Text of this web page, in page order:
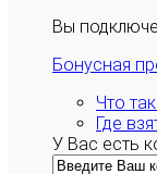
Вы
Бонусная
Что
Где
У Вас есть